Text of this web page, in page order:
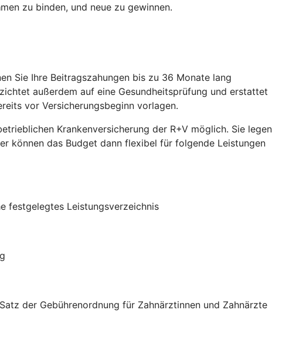
zu binden, und neue zu gewinnen.
Sie Ihre Beitragszahungen bis zu 36 Monate lang
außerdem auf eine Gesundheitsprüfung und erstattet
vor Versicherungsbeginn vorlagen.
Krankenversicherung der R+V möglich. Sie legen
können das Budget dann flexibel für folgende Leistungen
festgelegtes Leistungsverzeichnis
der Gebührenordnung für Zahnärztinnen und Zahnärzte